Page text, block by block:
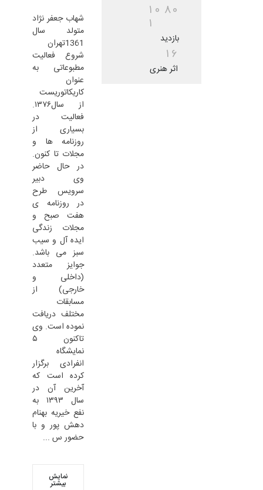
1 0 80
1
بازدید
16
اثر هنری
شهاب جعفر نژاد
متولد سال
1361تهران
شروع فعالیت
مطبوعاتی به
عنوان
کاریکاتوریست
از سال۱۳۷۶.
فعالیت در
بسیاری از
روزنامه ها و
مجلات تا کنون.
در حال حاضر
وی دبیر
سرویس طرح
در روزنامه ی
هفت صبح و
مجلات زندگی
ایده آل و سیب
سبز می باشد.
جوایز متعدد
(داخلی و
خارجی) از
مسابقات
مختلف دریافت
نموده است. وی
تاکنون ۵
نمایشگاه
انفرادی برگزار
کرده است که
آخرین آن در
سال ۱۳۹۳ به
نفع خیریه بهنام
دهش پور و با
حضور س ...
نمایش
بیشتر